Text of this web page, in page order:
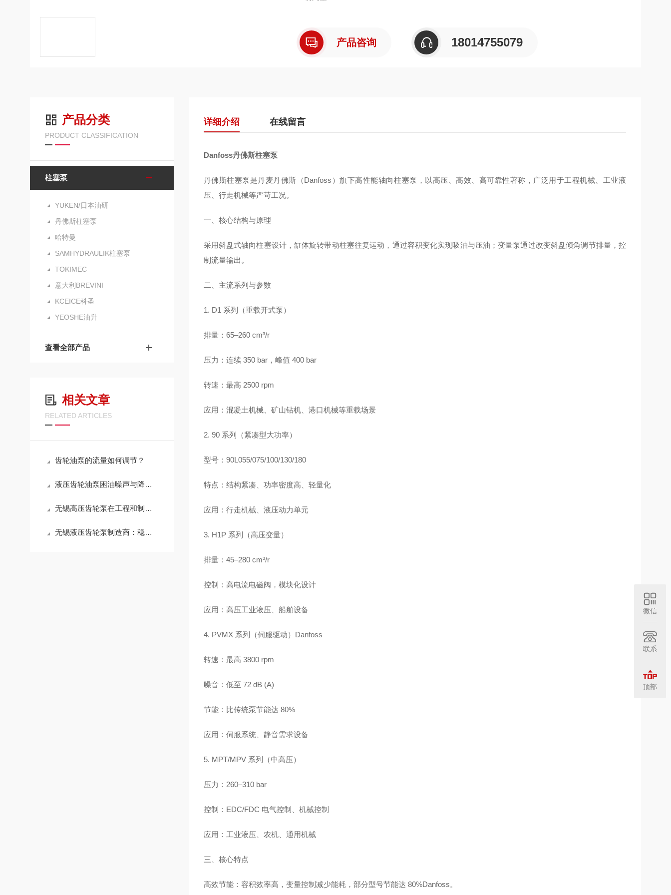
产品咨询 18014755079
产品分类
PRODUCT CLASSIFICATION
柱塞泵
YUKEN/日本油研
丹佛斯柱塞泵
哈特曼
SAMHYDRAULIK柱塞泵
TOKIMEC
意大利BREVINI
KCEICE科圣
YEOSHE油升
查看全部产品
相关文章
RELATED ARTICLES
齿轮油泵的流量如何调节？
液压齿轮油泵困油噪声与降噪攻略
无锡高压齿轮泵在工程和制造行业中的重要性
无锡液压齿轮泵制造商：稳定性能，高效传动，助力工业升级
详细介绍 在线留言
Danfoss丹佛斯柱塞泵
丹佛斯柱塞泵是丹麦丹佛斯（Danfoss）旗下高性能轴向柱塞泵，以高压、高效、高可靠性著称，广泛用于工程机械、工业液
压、行走机械等严苛工况。
一、核心结构与原理
采用斜盘式轴向柱塞设计，缸体旋转带动柱塞往复运动，通过容积变化实现吸油与压油；变量泵通过改变斜盘倾角调节排量，控
制流量输出。
二、主流系列与参数
1. D1 系列（重载开式泵）
排量：65–260 cm³/r
压力：连续 350 bar，峰值 400 bar
转速：最高 2500 rpm
应用：混凝土机械、矿山钻机、港口机械等重载场景
2. 90 系列（紧凑型大功率）
型号：90L055/075/100/130/180
特点：结构紧凑、功率密度高、轻量化
应用：行走机械、液压动力单元
3. H1P 系列（高压变量）
排量：45–280 cm³/r
控制：高电流电磁阀，模块化设计
应用：高压工业液压、船舶设备
4. PVMX 系列（伺服驱动）Danfoss
转速：最高 3800 rpm
噪音：低至 72 dB (A)
节能：比传统泵节能达 80%
应用：伺服系统、静音需求设备
5. MPT/MPV 系列（中高压）
压力：260–310 bar
控制：EDC/FDC 电气控制、机械控制
应用：工业液压、农机、通用机械
三、核心特点
高效节能：容积效率高，变量控制减少能耗，部分型号节能达 80%Danfoss。
微信
联系
顶部